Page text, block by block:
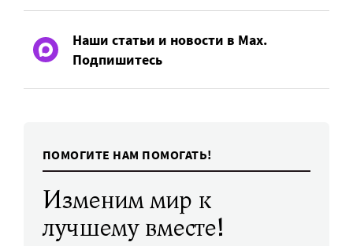
Наши статьи и новости в Max.
Подпишитесь
ПОМОГИТЕ НАМ ПОМОГАТЬ!
Изменим мир к
лучшему вместе!